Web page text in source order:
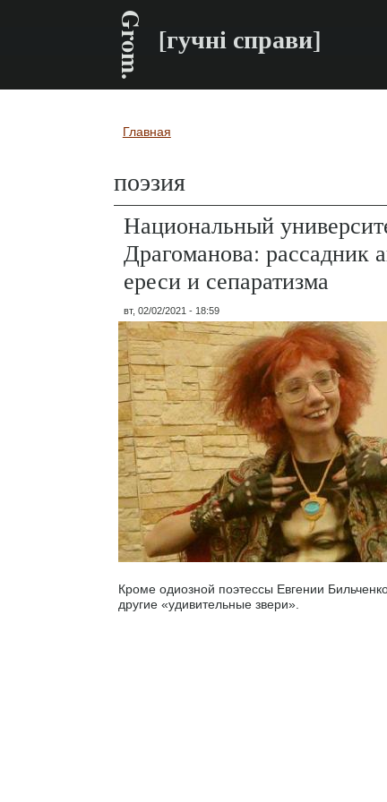
Grom. [гучні справи]
Вы здесь
Главная
поэзия
Национальный
Драгоманова: рассадник
ереси и сепаратизма
вт, 02/02/2021 - 18:59
Кроме одиозной поэтессы Евгении
другие «удивительные звери».